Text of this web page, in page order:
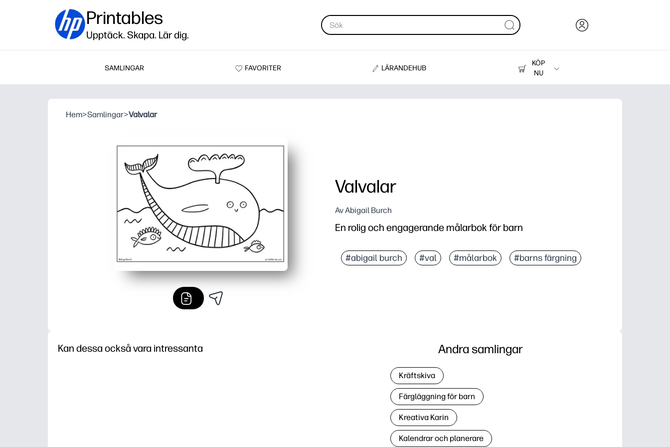
Printables
Upptäck. Skapa. Lär dig.
SAMLINGAR FAVORITER LÄRANDEHUB
KÖP
NU
Skrivare
Hem>Samlingar>Valvalar
Valvalar
Av Abigail Burch
En rolig och engagerande målarbok för barn
#abigail burch #val #målarbok #barns färgning
Kan dessa också vara intressanta Andra samlingar
Kräftskiva
Färgläggning för barn
Kreativa Karin
Kalendrar och planerare